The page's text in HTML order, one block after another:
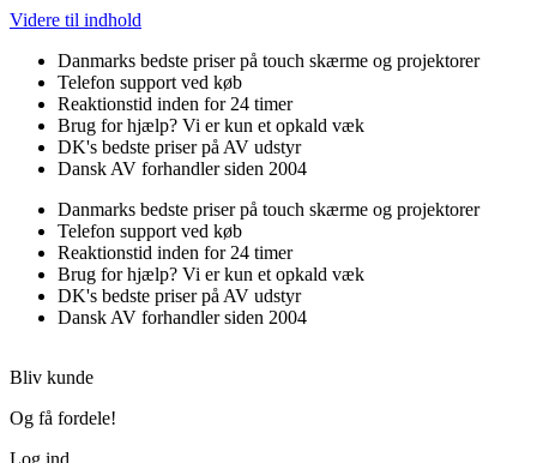
Videre til indhold
Danmarks bedste priser på touch skærme og projektorer
Telefon support ved køb
Reaktionstid inden for 24 timer
Brug for hjælp? Vi er kun et opkald væk
DK's bedste priser på AV udstyr
Dansk AV forhandler siden 2004
Danmarks bedste priser på touch skærme og projektorer
Telefon support ved køb
Reaktionstid inden for 24 timer
Brug for hjælp? Vi er kun et opkald væk
DK's bedste priser på AV udstyr
Dansk AV forhandler siden 2004
Bliv kunde
Og få fordele!
Log ind